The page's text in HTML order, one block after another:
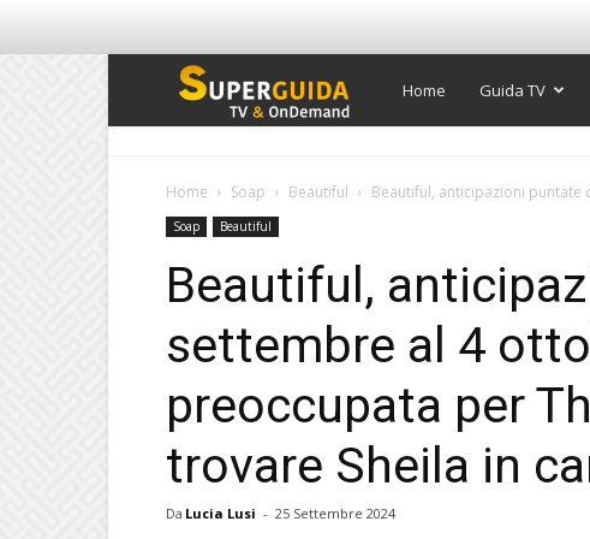
Super
Home Guida TV
Home Soap Beautiful Beautiful, anticipazioni puntate
Soap Beautiful
Beautiful,
settembre al 4
preoccupata per
trovare Sheila in
Da Lucia Lusi - 25 Settembre 2024